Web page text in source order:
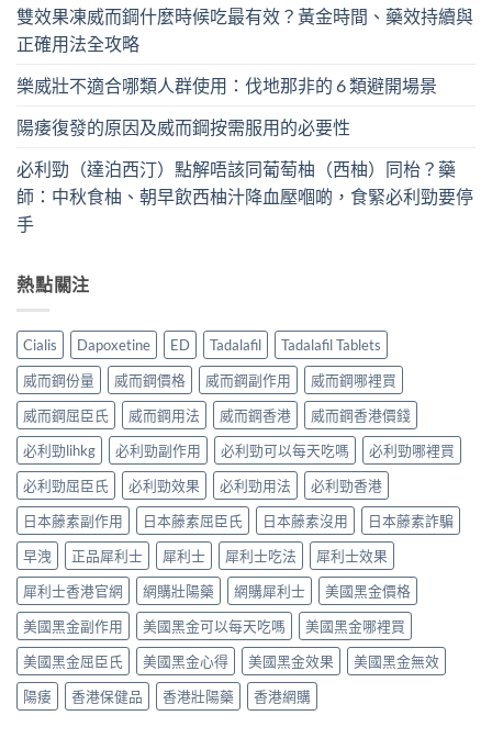
雙效果凍威而鋼什麼時候吃最有效？黃金時間、藥效持續與
正確用法全攻略
樂威壯不適合哪類人群使用：伐地那非的 6 類避開場景
陽痿復發的原因及威而鋼按需服用的必要性
必利勁（達泊西汀）點解唔該同葡萄柚（西柚）同枱？藥
師：中秋食柚、朝早飲西柚汁降血壓嗰啲，食緊必利勁要停
手
熱點關注
Cialis Dapoxetine ED Tadalafil
Tadalafil Tablets
威而鋼份量
威而鋼價格 威而鋼副作用
威而鋼哪裡買
威而鋼屈臣氏
威而鋼用法 威而鋼香港
威而鋼香港價錢
必利勁lihkg
必利勁副作用 必利勁可以每天吃嗎
必利勁哪裡買
必利勁屈臣氏
必利勁效果 必利勁用法
必利勁香港
日本藤素副作用
日本藤素屈臣氏 日本藤素沒用
日本藤素詐騙
早洩
正品犀利士 犀利士 犀利士吃法
犀利士效果
犀利士香港官網
網購壯陽藥 網購犀利士
美國黑金價格
美國黑金副作用
美國黑金可以每天吃嗎
美國黑金哪裡買
美國黑金屈臣氏
美國黑金心得 美國黑金效果
美國黑金無效
陽痿
香港保健品 香港壯陽藥 香港網購